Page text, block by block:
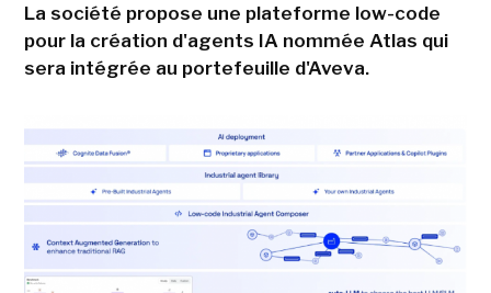
La société propose une plateforme low-code
pour la création d'agents IA nommée Atlas qui
sera intégrée au portefeuille d'Aveva.